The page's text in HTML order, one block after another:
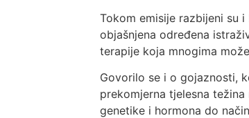
Tokom emisije razbijeni su
objašnjena određena
terapije koja mnogima
Govorilo se i o gojaznosti,
prekomjerna tjelesna
genetike i hormona do